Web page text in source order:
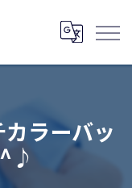
ラーバッ